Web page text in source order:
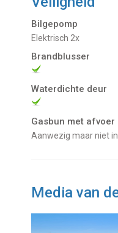
Bilgepomp
Elektrisch 2x
Brandblusser
Waterdichte deur
Gasbun met afvoer
Aanwezig maar niet
Media van